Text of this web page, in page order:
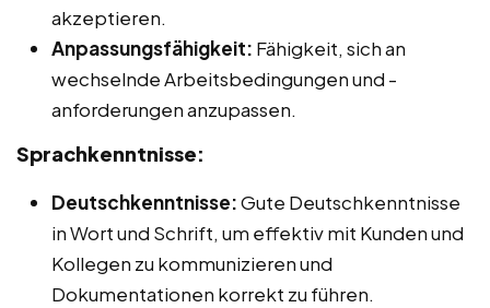
akzeptieren.
Anpassungsfähigkeit: Fähigkeit, sich an
wechselnde Arbeitsbedingungen und -
anforderungen anzupassen.
Sprachkenntnisse:
Deutschkenntnisse:Gute Deutschkenntnisse
in Wort und Schrift, um effektiv mit Kunden und
Kollegen zu kommunizieren und
Dokumentationen korrekt zu führen.